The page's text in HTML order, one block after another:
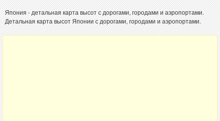
Япония - детальная карта высот с дорогами, городами и аэропортами.
Детальная карта высот Японии с дорогами, городами и аэропортами.